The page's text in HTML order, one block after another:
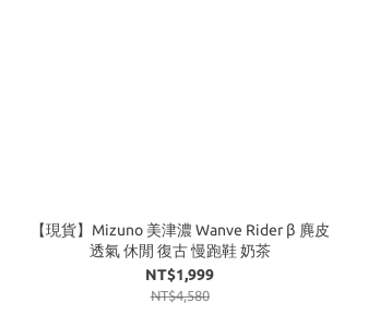
【現貨】Mizuno 美津濃 Wanve Rider β 麂皮
透氣 休閒 復古 慢跑鞋 奶茶
NT$1,999
NT$4,580